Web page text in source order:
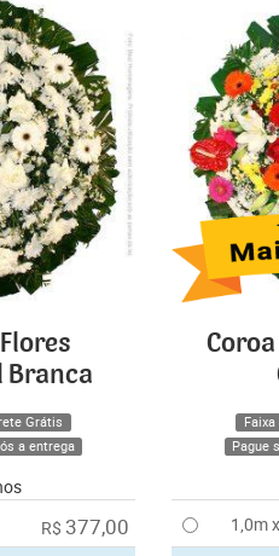
Branca
Grátis
a entrega
R$ 377,00
Pague
1,0m